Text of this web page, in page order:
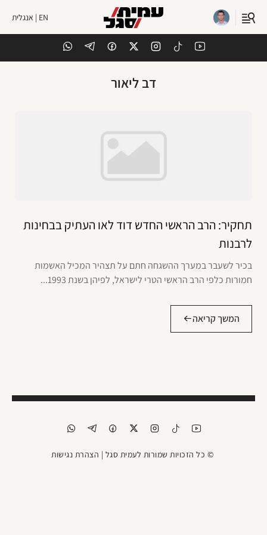
EN | אנגלית
דב ליאור
תחקיר: הרב הראשי החדש דוד לאו העתיק בבחינות
לרבנות
בכיר לשעבר במערך ההשגחה חתם על תצהיר המכיל האשמות
חמורות כלפי הרב הראשי הטרי לישראל, לפיהן בשנת 1993...
המשך קריאה
© כל הזכויות שמורות לעמית סגל | הצהרת נגישות